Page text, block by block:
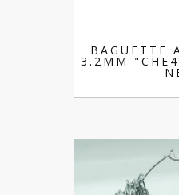
BAGUETTE
3.2MM